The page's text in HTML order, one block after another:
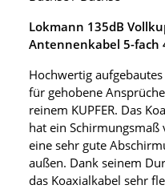
Lokmann 135dB
Antennenkabel 5-fach
Hochwertig
für gehobene
reinem KUPFER. Das
hat ein
eine sehr gute
außen. Dank seinem
das Koaxialkabel sehr